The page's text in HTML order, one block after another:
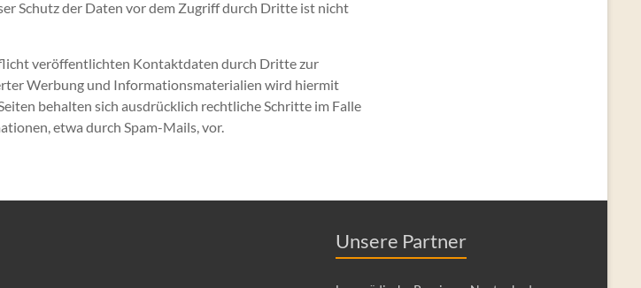
Schutz der Daten vor dem Zugriff durch Dritte ist nicht
veröffentlichten Kontaktdaten durch Dritte zur
Werbung und Informationsmaterialien wird hiermit
behalten sich ausdrücklich rechtliche Schritte im Falle
etwa durch Spam-Mails, vor.
Unsere Partner